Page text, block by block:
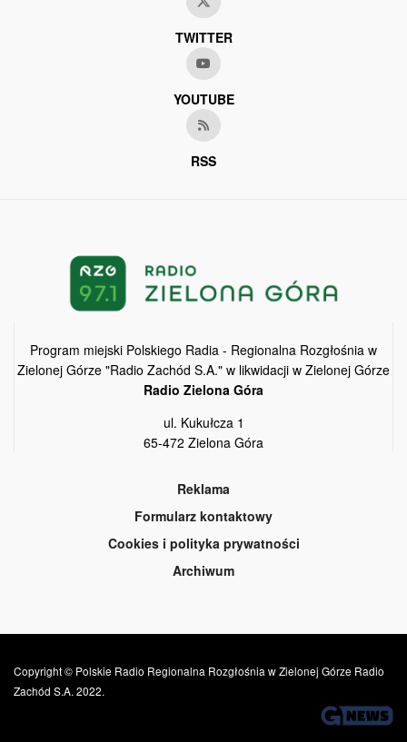
TWITTER
YOUTUBE
RSS
Program miejski Polskiego Radia - Regionalna Rozgłośnia w
Zielonej Górze "Radio Zachód S.A." w likwidacji w Zielonej Górze
Radio Zielona Góra
ul. Kukułcza 1
65-472 Zielona Góra
Reklama
Formularz kontaktowy
Cookies i polityka prywatności
Archiwum
Copyright © Polskie Radio Regionalna Rozgłośnia w Zielonej Górze Radio
Zachód S.A. 2022.